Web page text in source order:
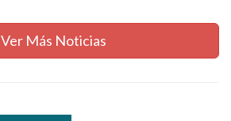
Ver Más Noticias